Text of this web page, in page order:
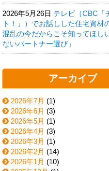
2026年5月26日 テレビ（CBC「
ト！」）でお話しした住宅資材
混乱の今だからこそ知ってほし
ないパートナー選び」
アーカイブ
2026年7月 (1)
2026年6月 (3)
2026年5月 (1)
2026年4月 (3)
2026年3月 (1)
2026年2月 (14)
2026年1月 (10)